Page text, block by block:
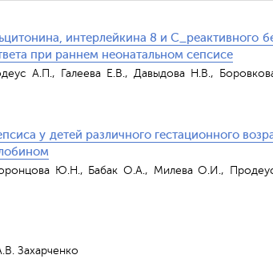
интерлейкина 8 и С_реактивного
при раннем неонатальном сепсисе
А.П., Галеева Е.В., Давыдова Н.В.,
у детей различного гестационного
Ю.Н., Бабак О.А., Милева О.И.,
Захарченко